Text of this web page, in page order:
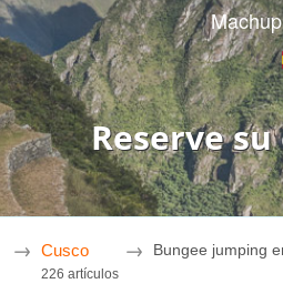
Reserve
Cusco
226 artículos
Bungee jumping